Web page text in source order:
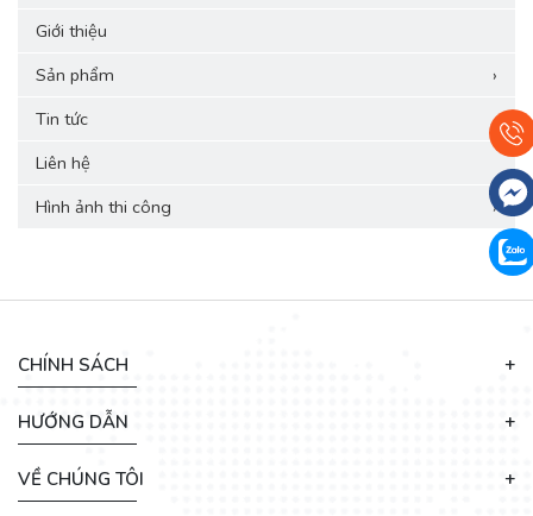
Giới thiệu
Sản phẩm
›
Tin tức
Liên hệ
Hình ảnh thi công
›
CHÍNH SÁCH
HƯỚNG DẪN
VỀ CHÚNG TÔI